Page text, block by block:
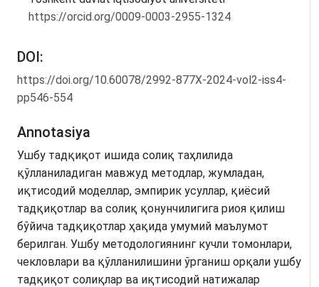
https://orcid.org/0009-0003-2955-1324
DOI:
https://doi.org/10.60078/2992-877X-2024-vol2-iss4-
pp546-554
Annotasiya
Ушбу тадқиқот ишида солиқ таҳлилида
қўлланиладиган мавжуд методлар, жумладан,
иқтисодий моделлар, эмпирик усуллар, қиёсий
тадқиқотлар ва солиқ қонунчилигига риоя қилиш
бўйича тадқиқотлар ҳақида умумий маълумот
берилган. Ушбу методологиянинг кучли томонлари,
чекловлари ва қўлланилишини ўрганиш орқали ушбу
тадқиқот солиқлар ва иқтисодий натижалар